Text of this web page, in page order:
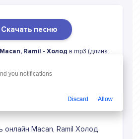
Скачать песню
Ramil - Холод в mp3 (длина:
в режиме онлайн
онлайн Macan, Ramil Холод
you notifications
Discard Allow